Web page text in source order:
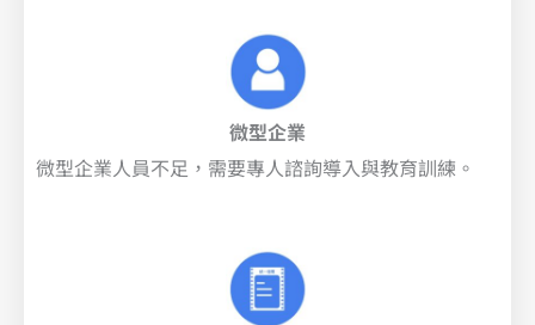
微型企業
微型企業人員不足，需要專人諮詢導入與教育訓練。